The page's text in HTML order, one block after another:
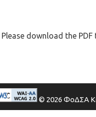
download the PDF
© 2026 ΦοΔΣΑ